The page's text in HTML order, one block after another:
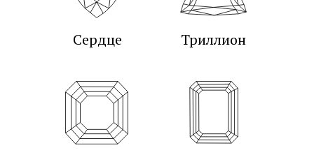
Сердце Триллион